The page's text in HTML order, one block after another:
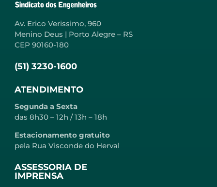
Av. Erico Verissimo, 960
Menino Deus | Porto Alegre – RS
CEP 90160-180
(51) 3230-1600
ATENDIMENTO
Segunda a Sexta
das 8h30 – 12h / 13h – 18h
Estacionamento gratuito
pela Rua Visconde do Herval
ASSESSORIA DE
IMPRENSA